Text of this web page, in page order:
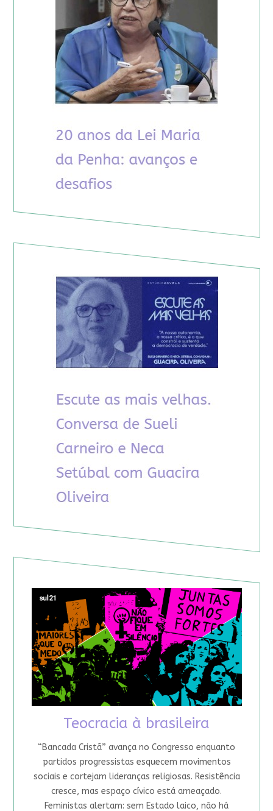
Teocracia à brasileira
“Bancada Cristã” avança no Congresso enquanto
partidos progressistas esquecem movimentos
sociais e cortejam lideranças religiosas. Resistência
cresce, mas espaço cívico está ameaçado.
Feministas alertam: sem Estado laico, não há